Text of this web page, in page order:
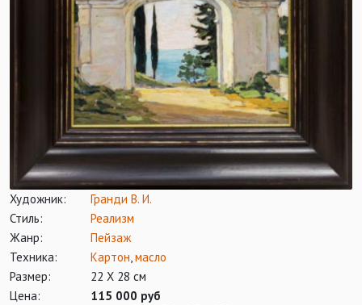
Художник:
Гранди В. И.
Стиль:
Реализм
Жанр:
Пейзаж
Техника:
Картон,масло
Размер:
22 Х 28 см
Цена:
115 000 руб